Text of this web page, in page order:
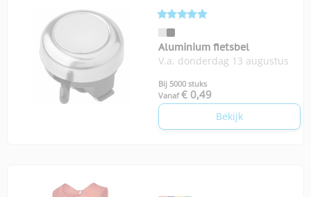
Aluminium fietsbel
V.a. donderdag 13 augustus
Bij 5000 stuks
Vanaf € 0,49
Bekijk